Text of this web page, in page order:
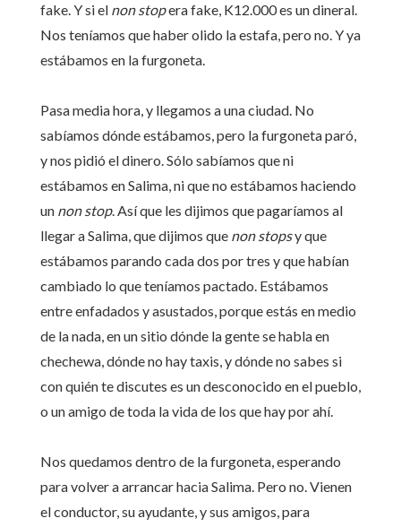
fake. Y si el non stopera fake, K12.000 es un dineral.
Nos teníamos que haber olido la estafa, pero no. Y ya
estábamos en la furgoneta.
Pasa media hora, y llegamos a una ciudad. No
sabíamos dónde estábamos, pero la furgoneta paró,
y nos pidió el dinero. Sólo sabíamos que ni
estábamos en Salima, ni que no estábamos haciendo
un non stop. Así que les dijimos que pagaríamos al
llegar a Salima, que dijimos que non stopsy que
estábamos parando cada dos por tres y que habían
cambiado lo que teníamos pactado. Estábamos
entre enfadados y asustados, porque estás en medio
de la nada, en un sitio dónde la gente se habla en
chechewa, dónde no hay taxis, y dónde no sabes si
con quién te discutes es un desconocido en el pueblo,
o un amigo de toda la vida de los que hay por ahí.
Nos quedamos dentro de la furgoneta, esperando
para volver a arrancar hacia Salima. Pero no. Vienen
el conductor, su ayudante, y sus amigos, para